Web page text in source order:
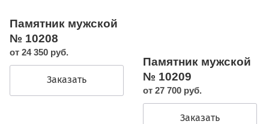
Памятник мужской
№ 10208
от 24 350 руб.
Заказать
Памятник мужской
№ 10209
от 27 700 руб.
Заказать